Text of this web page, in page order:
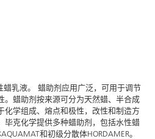
蜡乳液。 蜡助剂应用广泛，可用于调节
。蜡助剂按来源可分为天然蜡、半合成
化学组成、熔点和极性，改性和制造方
毕克化学提供多种蜡助剂，包括水性蜡
和初级分散体HORDAMER。